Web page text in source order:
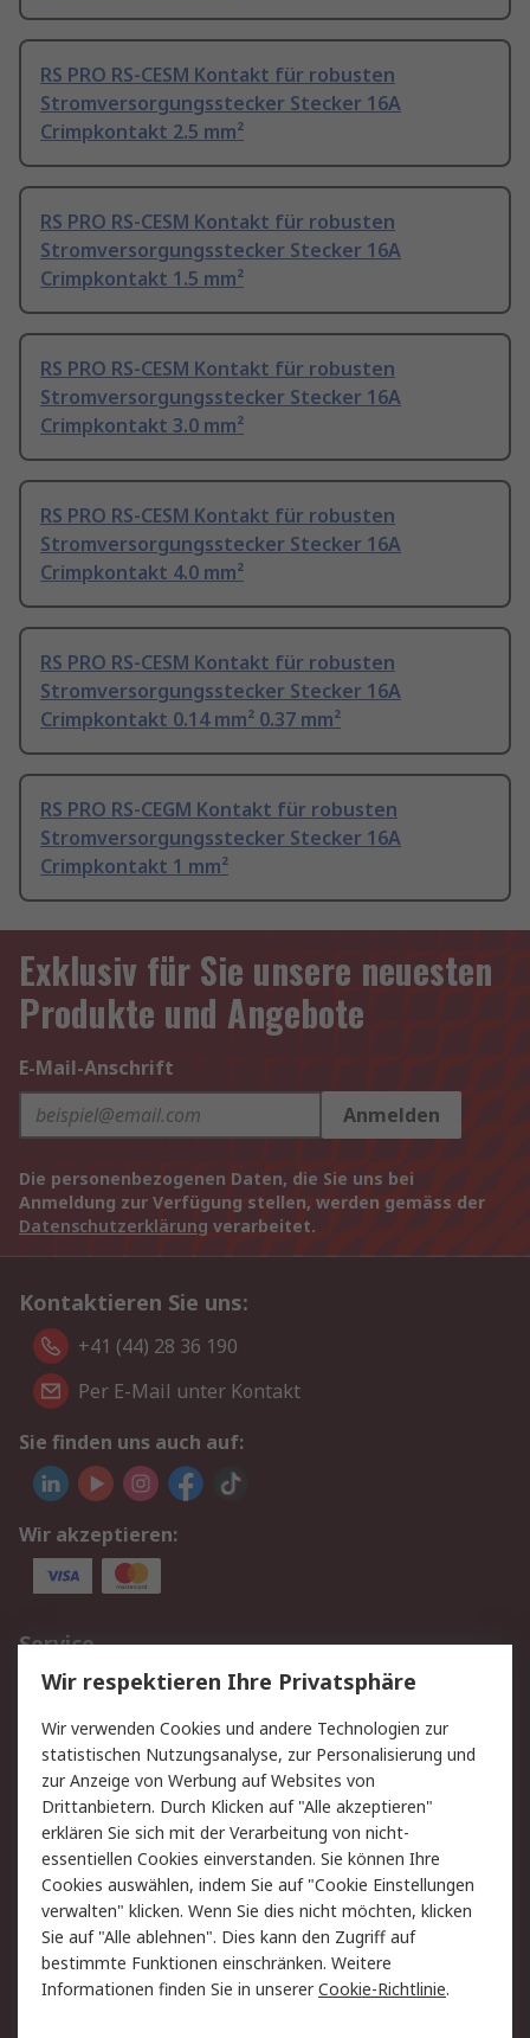
RS PRO RS-CESM Kontakt für robusten
Stromversorgungsstecker Stecker 16A
Crimpkontakt 2.5 mm²
RS PRO RS-CESM Kontakt für robusten
Stromversorgungsstecker Stecker 16A
Crimpkontakt 1.5 mm²
RS PRO RS-CESM Kontakt für robusten
Stromversorgungsstecker Stecker 16A
Crimpkontakt 3.0 mm²
RS PRO RS-CESM Kontakt für robusten
Stromversorgungsstecker Stecker 16A
Crimpkontakt 4.0 mm²
RS PRO RS-CESM Kontakt für robusten
Stromversorgungsstecker Stecker 16A
Crimpkontakt 0.14 mm² 0.37 mm²
RS PRO RS-CEGM Kontakt für robusten
Stromversorgungsstecker Stecker 16A
Crimpkontakt 1 mm²
Exklusiv für Sie unsere neuesten
Produkte und Angebote
E-Mail-Anschrift
Anmelden
Die personenbezogenen Daten, die Sie uns bei
Anmeldung zur Verfügung stellen, werden gemäss der
Datenschutzerklärung verarbeitet.
Kontaktieren Sie uns:
+41 (44) 28 36 190
Per E-Mail unter Kontakt
Sie finden uns auch auf:
Wir akzeptieren:
Service
Value Added Services
Lieferlösungen
Rücksendungen
Kontakt
Hilfe
Rechtliches
AGB
Datenschutz
Cookie-Richtlinie
Zahlungsbedingungen
Copyright/Impressum
Über RS
Wir respektieren Ihre Privatsphäre
Wir verwenden Cookies und andere Technologien zur
statistischen Nutzungsanalyse, zur Personalisierung und
zur Anzeige von Werbung auf Websites von
Drittanbietern. Durch Klicken auf "Alle akzeptieren"
erklären Sie sich mit der Verarbeitung von nicht-
essentiellen Cookies einverstanden. Sie können Ihre
Cookies auswählen, indem Sie auf "Cookie Einstellungen
verwalten" klicken. Wenn Sie dies nicht möchten, klicken
Sie auf "Alle ablehnen". Dies kann den Zugriff auf
bestimmte Funktionen einschränken. Weitere
Informationen finden Sie in unsererCookie-Richtlinie.